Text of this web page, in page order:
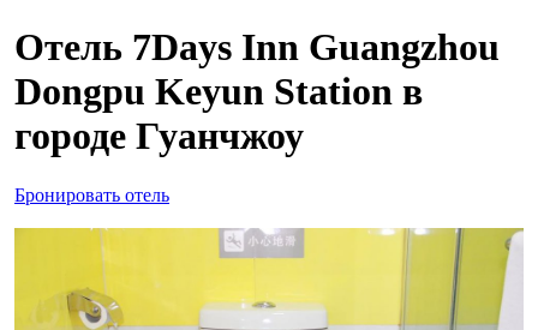
Отель 7Days Inn Guangzhou
Dongpu Keyun Station в
городе Гуанчжоу
Бронировать отель